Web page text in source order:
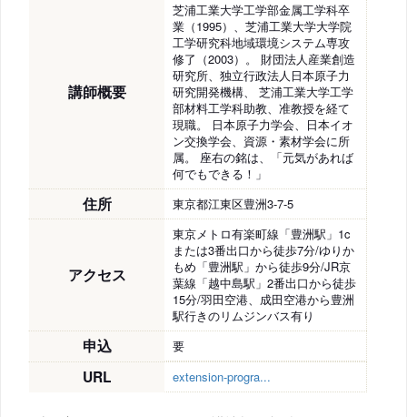
講師概要
芝浦工業大学工学部金属工学科卒
業（1995）、芝浦工業大学大学院
工学研究科地域環境システム専攻
修了（2003）。 財団法人産業創造
研究所、独立行政法人日本原子力
研究開発機構、 芝浦工業大学工学
部材料工学科助教、准教授を経て
現職。 日本原子力学会、日本イオ
ン交換学会、資源・素材学会に所
属。 座右の銘は、「元気があれば
何でもできる！」
住所 東京都江東区豊洲3-7-5
アクセス
東京メトロ有楽町線「豊洲駅」1c
または3番出口から徒歩7分/ゆりか
もめ「豊洲駅」から徒歩9分/JR京
葉線「越中島駅」2番出口から徒歩
15分/羽田空港、成田空港から豊洲
駅行きのリムジンバス有り
申込 要
URL extension-progra...